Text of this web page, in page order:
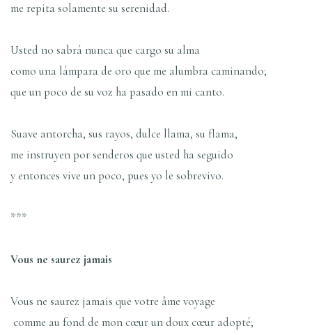
me repita solamente su serenidad.
Usted no sabrá nunca que cargo su alma
como una lámpara de oro que me alumbra caminando;
que un poco de su voz ha pasado en mi canto.
Suave antorcha, sus rayos, dulce llama, su flama,
me instruyen por senderos que usted ha seguido
y entonces vive un poco, pues yo le sobrevivo.
***
Vous ne saurez jamais
Vous ne saurez jamais que votre âme voyage
comme au fond de mon cœur un doux cœur adopté;